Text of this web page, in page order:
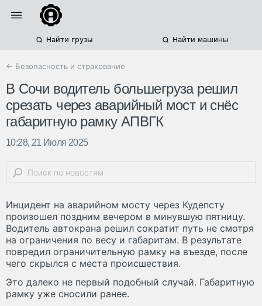
Найти грузы Найти машины
← Безопасность и страхование
В Сочи водитель большегруза решил
срезать через аварийный мост и снёс
габаритную рамку АПВГК
10:28, 21 Июля 2025
Инцидент на аварийном мосту через Кудепсту
произошел поздним вечером в минувшую пятницу.
Водитель автокрана решил сократит путь не смотря
на ограничения по весу и габаритам. В результате
повредил ограничительную рамку на въезде, после
чего скрылся с места происшествия.
Это далеко не первый подобный случай. Габаритную
рамку уже сносили ранее.